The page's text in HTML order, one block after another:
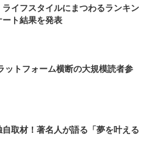
イフスタイルにまつわるランキン
ト結果を発表
ットフォーム横断の大規模読者参
取材！著名人が語る「夢を叶える